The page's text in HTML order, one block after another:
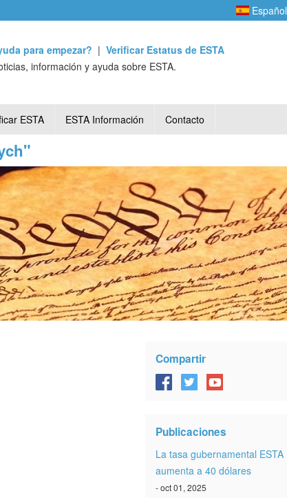
Español
para empezar? | Verificar Estatus de ESTA
información y ayuda sobre ESTA.
ESTA ESTA Información Contacto
Compartir
Publicaciones
La tasa gubernamental ESTA
aumenta a 40 dólares
- oct 01, 2025